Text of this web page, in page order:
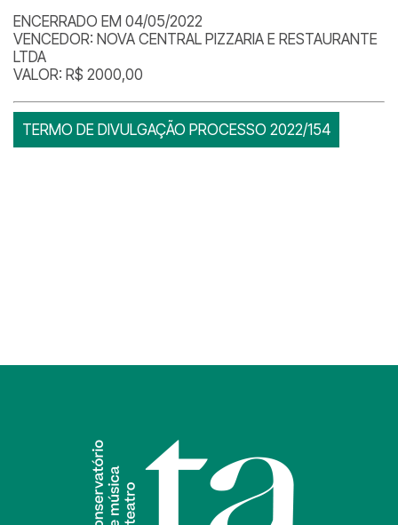
ENCERRADO EM 04/05/2022
VENCEDOR: NOVA CENTRAL PIZZARIA E RESTAURANTE
LTDA
VALOR: R$ 2000,00
TERMO DE DIVULGAÇÃO PROCESSO 2022/154